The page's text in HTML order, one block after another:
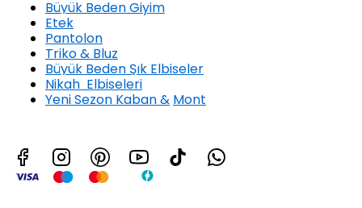
Büyük Beden Giyim
Etek
Pantolon
Triko & Bluz
Büyük Beden Şık Elbiseler
Nikah Elbiseleri
Yeni Sezon Kaban & Mont